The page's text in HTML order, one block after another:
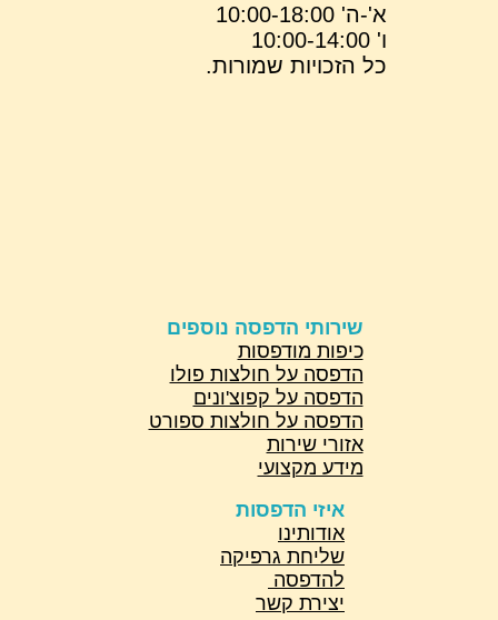
א'-ה' 10:00-18:00
ו' 10:00-14:00
כל הזכויות שמורות.
שירותי הדפסה נוספים
כיפות מודפסות
הדפסה על חולצות פולו
הדפסה על קפוצ'ונים
הדפסה על חולצות ספורט
אזורי שירות
מידע מקצועי
איזי הדפסות
אודותינו
שליחת גרפיקה
להדפסה
יצירת קשר